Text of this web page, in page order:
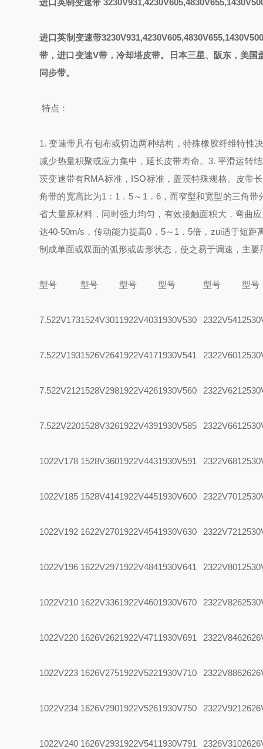
进口英制变速带
进口英制变速带
带，进口变速V带，冷却塔皮带。日本三星、阪东，美
同步带。
特点：
1. 变速带具有包布或切边两种结构，特殊橡胶纤维特性
减少热量积聚或应力集中，延长皮带寿命。3. 平滑运转
茨变速带有RMA标准，ISO标准，盖茨特殊规格。
皮带
角带的宽高比为1：1．5～1．6，而窄型和宽型的三角
省大量原材料，同时强力均匀，有效接触面积大，弯曲
达40-50m/s，传动能力提高0．5～1．5倍，zui适于短
制成单面或双面的弧形或齿形状态，使之易于调速，主
型号 型号 型号 型号 型号 型号
7.522V1731524V3011922V4031930V530 2322V541
7.522V1931526V2641922V4171930V541 2322V601
7.522V2121528V2981922V4261930V560 2322V621
7.522V2201528V3261922V4391930V585 2322V661
1022V178 1528V3601922V4431930V591 2322V681
1022V185 1528V4141922V4451930V600 2322V701
1022V192 1622V2701922V4541930V630 2322V721
1022V196 1622V2971922V4841930V641 2322V801
1022V210 1622V3361922V4601930V670 2322V826
1022V220 1626V2621922V4711930V691 2322V846
1022V223 1626V2751922V5221930V710 2322V886
1022V234 1626V2901922V5261930V750 2322V921
1022V240 1626V2931922V5411930V791 2326V310